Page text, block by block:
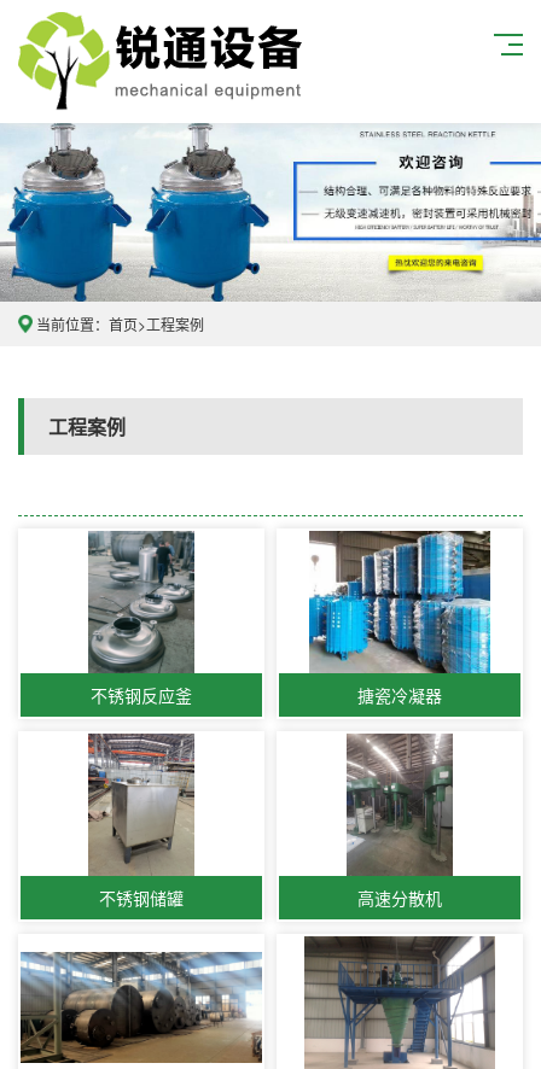
当前位置： 首页>工程案例
工程案例
不锈钢反应釜 搪瓷冷凝器
不锈钢储罐 高速分散机